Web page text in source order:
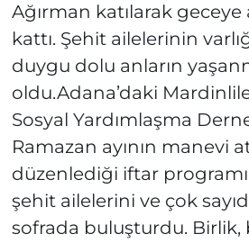
Ağırman katılarak geceye
kattı. Şehit ailelerinin
duygu dolu anların
oldu.Adana’daki
Sosyal Yardımlaşma
Ramazan ayının manevi
düzenlediği iftar
şehit ailelerini ve çok
sofrada buluşturdu. Birlik,